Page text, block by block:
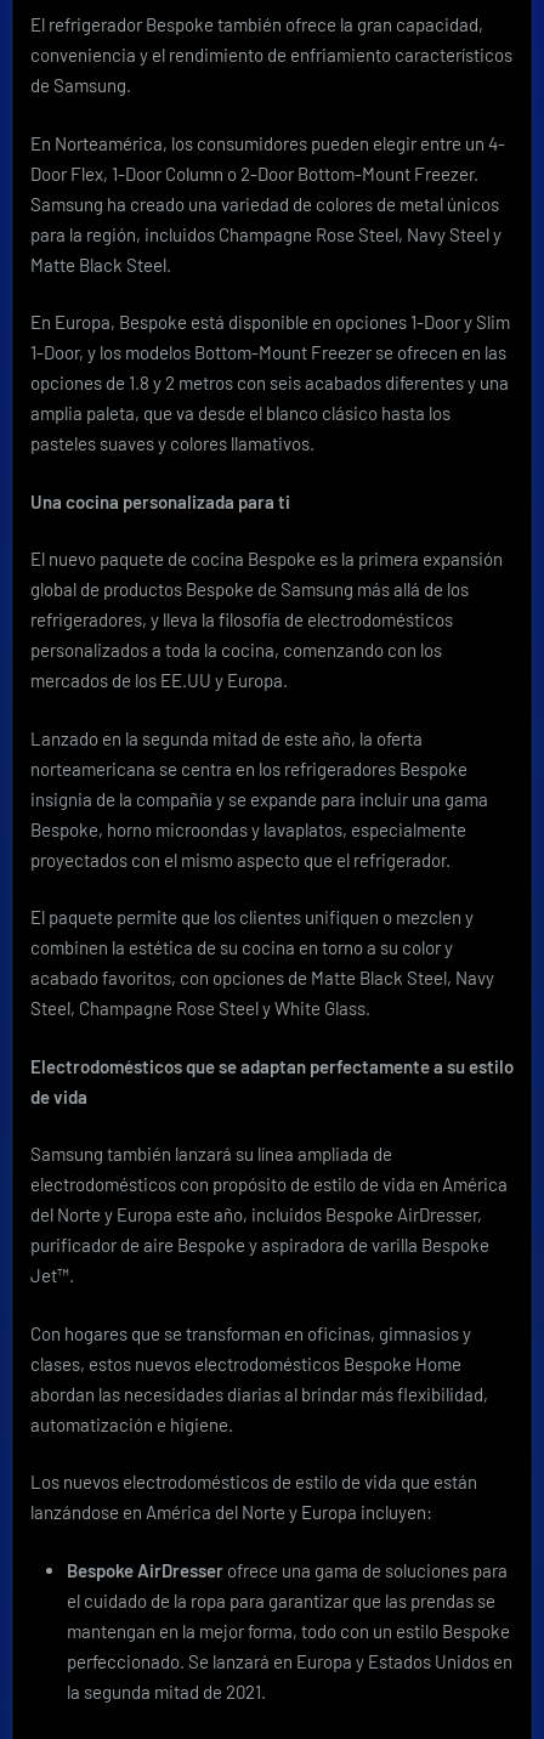
El refrigerador Bespoke también ofrece la gran capacidad,
conveniencia y el rendimiento de enfriamiento característicos
de Samsung.
En Norteamérica, los consumidores pueden elegir entre un 4-
Door Flex, 1-Door Column o 2-Door Bottom-Mount Freezer.
Samsung ha creado una variedad de colores de metal únicos
para la región, incluidos Champagne Rose Steel, Navy Steel y
Matte Black Steel.
En Europa, Bespoke está disponible en opciones 1-Door y Slim
1-Door, y los modelos Bottom-Mount Freezer se ofrecen en las
opciones de 1.8 y 2 metros con seis acabados diferentes y una
amplia paleta, que va desde el blanco clásico hasta los
pasteles suaves y colores llamativos.
Una cocina personalizada para ti
El nuevo paquete de cocina Bespoke es la primera expansión
global de productos Bespoke de Samsung más allá de los
refrigeradores, y lleva la filosofía de electrodomésticos
personalizados a toda la cocina, comenzando con los
mercados de los EE.UU y Europa.
Lanzado en la segunda mitad de este año, la oferta
norteamericana se centra en los refrigeradores Bespoke
insignia de la compañía y se expande para incluir una gama
Bespoke, horno microondas y lavaplatos, especialmente
proyectados con el mismo aspecto que el refrigerador.
El paquete permite que los clientes unifiquen o mezclen y
combinen la estética de su cocina en torno a su color y
acabado favoritos, con opciones de Matte Black Steel, Navy
Steel, Champagne Rose Steel y White Glass.
Electrodomésticos que se adaptan perfectamente a su estilo
de vida
Samsung también lanzará su línea ampliada de
electrodomésticos con propósito de estilo de vida en América
del Norte y Europa este año, incluidos Bespoke AirDresser,
purificador de aire Bespoke y aspiradora de varilla Bespoke
Jet™.
Con hogares que se transforman en oficinas, gimnasios y
clases, estos nuevos electrodomésticos Bespoke Home
abordan las necesidades diarias al brindar más flexibilidad,
automatización e higiene.
Los nuevos electrodomésticos de estilo de vida que están
lanzándose en América del Norte y Europa incluyen:
Bespoke AirDresser ofrece una gama de soluciones para
el cuidado de la ropa para garantizar que las prendas se
mantengan en la mejor forma, todo con un estilo Bespoke
perfeccionado. Se lanzará en Europa y Estados Unidos en
la segunda mitad de 2021.